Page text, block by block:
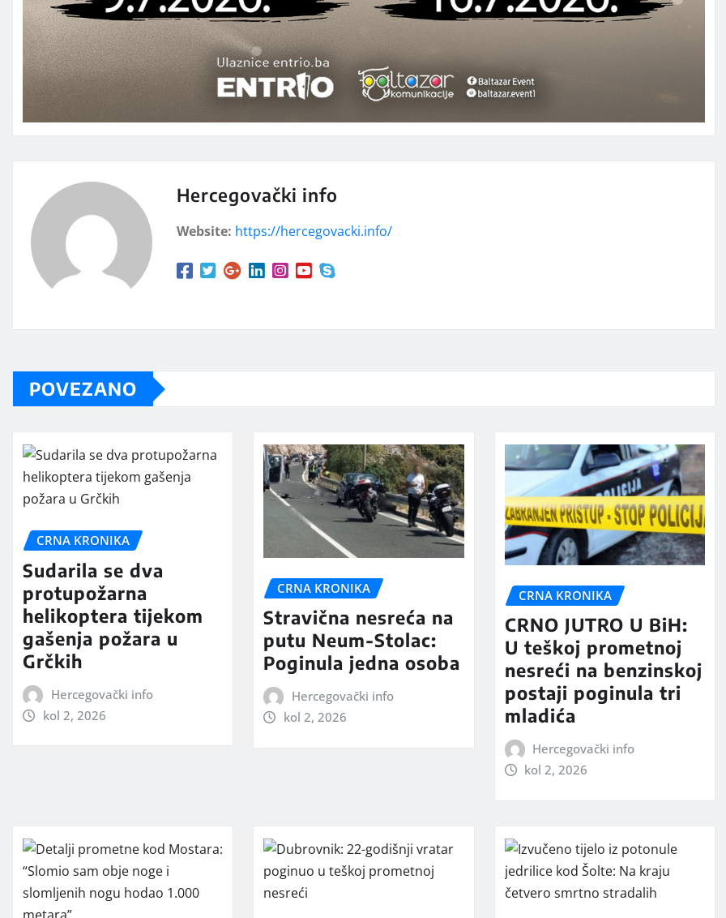
Hercegovački info
Website: https://hercegovacki.info/
POVEZANO
CRNA KRONIKA
Sudarila se dva
protupožarna
helikoptera tijekom
gašenja požara u
Grčkih
Hercegovački info
kol 2, 2026
CRNA KRONIKA
Stravična nesreća na
putu Neum-Stolac:
Poginula jedna osoba
Hercegovački info
kol 2, 2026
CRNA KRONIKA
CRNO JUTRO U BiH:
U teškoj prometnoj
nesreći na benzinskoj
postaji poginula tri
mladića
Hercegovački info
kol 2, 2026